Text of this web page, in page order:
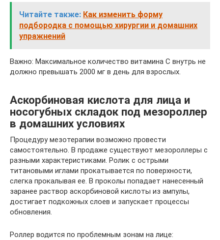
Читайте также: Как изменить форму
подбородка с помощью хирургии и домашних
упражнений
Важно: Максимальное количество витамина С внутрь не
должно превышать 2000 мг в день для взрослых.
Аскорбиновая кислота для лица и
носогубных складок под мезороллер
в домашних условиях
Процедуру мезотерапии возможно провести
самостоятельно. В продаже существуют мезороллеры с
разными характеристиками. Ролик с острыми
титановыми иглами прокатывается по поверхности,
слегка прокалывая ее. В проколы попадает нанесенный
заранее раствор аскорбиновой кислоты из ампулы,
достигает подкожных слоев и запускает процессы
обновления.
Роллер водится по проблемным зонам на лице: